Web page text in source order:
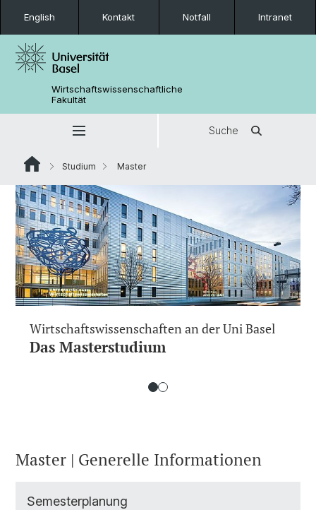
English Kontakt Notfall Intranet
Wirtschaftswissenschaftliche
Fakultät
Suche
Studium Master
Wirtschaftswissenschaften an der Uni Basel
Das Masterstudium
Master | Generelle Informationen
Semesterplanung